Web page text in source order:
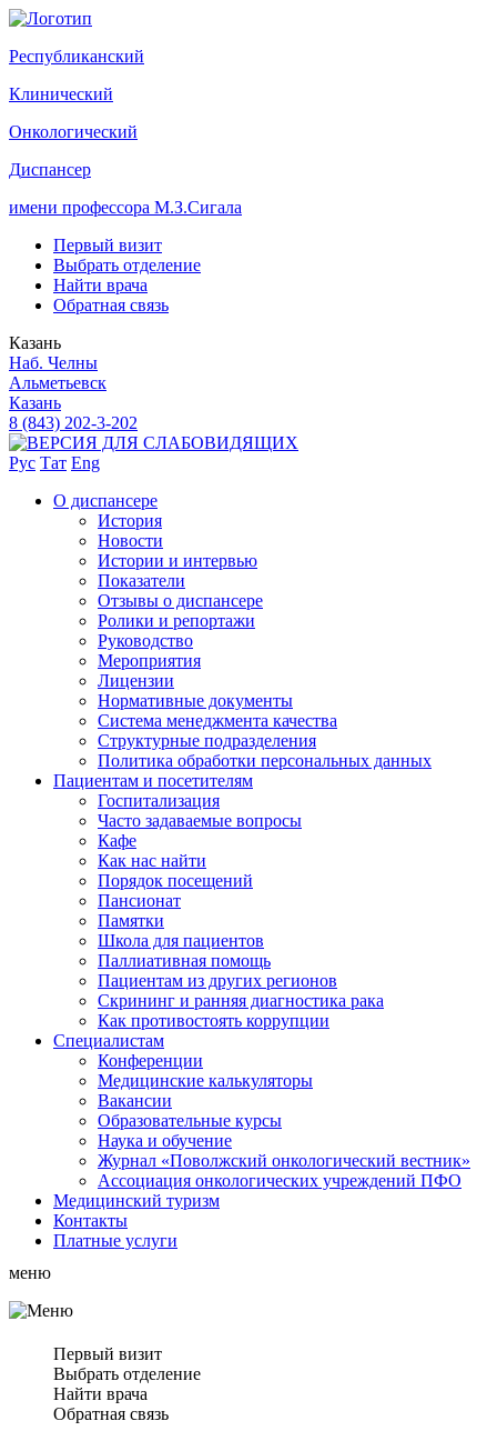
Республиканский
Клинический
Онкологический
Диспансер
имени профессора М.З.Сигала
Первый визит
Выбрать отделение
Найти врача
Обратная связь
Казань
Наб. Челны
Альметьевск
Казань
8 (843) 202-3-202
Рус Тат Eng
О диспансере
История
Новости
Истории и интервью
Показатели
Отзывы о диспансере
Ролики и репортажи
Руководство
Мероприятия
Лицензии
Нормативные документы
Система менеджмента качества
Структурные подразделения
Политика обработки персональных данных
Пациентам и посетителям
Госпитализация
Часто задаваемые вопросы
Кафе
Как нас найти
Порядок посещений
Пансионат
Памятки
Школа для пациентов
Паллиативная помощь
Пациентам из других регионов
Скрининг и ранняя диагностика рака
Как противостоять коррупции
Специалистам
Конференции
Медицинские калькуляторы
Вакансии
Образовательные курсы
Наука и обучение
Журнал «Поволжский онкологический вестник»
Ассоциация oнкологических учреждений ПФО
Медицинский туризм
Контакты
Платные услуги
меню
Первый визит
Выбрать отделение
Найти врача
Обратная связь